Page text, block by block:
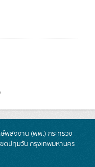
ลังงาน (พพ.) กระทรวง
ตปทุมวัน กรุงเทพมหานคร